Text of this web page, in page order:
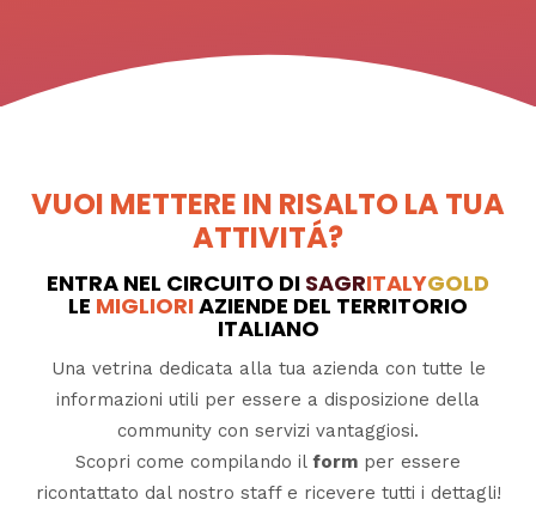
VUOI METTERE IN RISALTO LA TUA
ATTIVITÁ?
ENTRA NEL CIRCUITO DI SAGRITALYGOLD
LE MIGLIORIAZIENDE DEL TERRITORIO
ITALIANO
Una vetrina dedicata alla tua azienda con tutte le
informazioni utili per essere a disposizione della
community con servizi vantaggiosi.
Scopri come compilando il form per essere
ricontattato dal nostro staff e ricevere tutti i dettagli!